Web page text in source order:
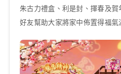
朱古力禮盒、利是封、揮春及
好友幫助大家將家中佈置得福氣